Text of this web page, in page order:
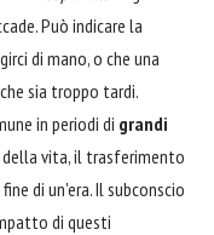
Può indicare la
di mano, o che una
sia troppo tardi.
in periodi di grandi
della vita, il trasferimento
di un'era. Il subconscio
di questi